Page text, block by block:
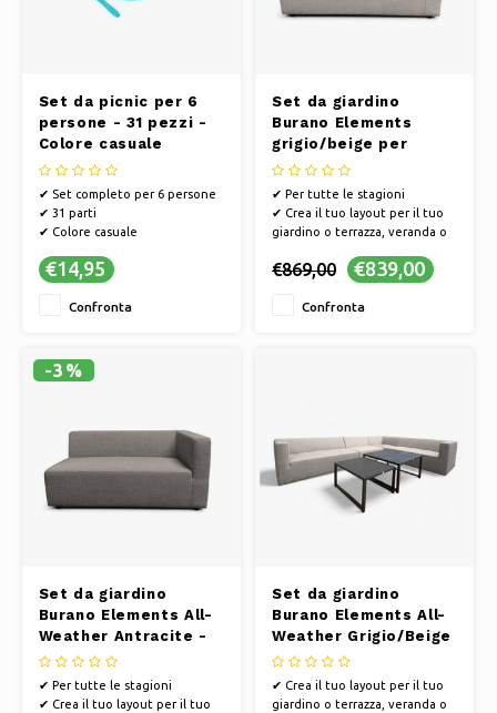
Pattini da ghiaccio
Cuscini e biancheria da letto
Cesti, vasi e fioriere
Mobili
Set da picnic per 6
persone - 31 pezzi -
Colore casuale
✔ Set completo per 6 persone
✔ 31 parti
✔ Colore casuale
€14,95
Confronta
Set da giardino
Burano Elements
grigio/beige per
tutte le stagioni -
Panca LA
✔ Per tutte le stagioni
✔ Crea il tuo layout per il tuo
giardino o terrazza, veranda o
✔ Composizione modulare
di facile manutenzione
€869,00 €839,00
Confronta
-3%
Set da giardino
Burano Elements All-
Weather Antracite -
Panca LA
✔ Per tutte le stagioni
✔ Crea il tuo layout per il tuo
Set da giardino
Burano Elements All-
Weather Grigio/Beige
5 pezzi
✔ Crea il tuo layout per il tuo
giardino o terrazza, veranda o